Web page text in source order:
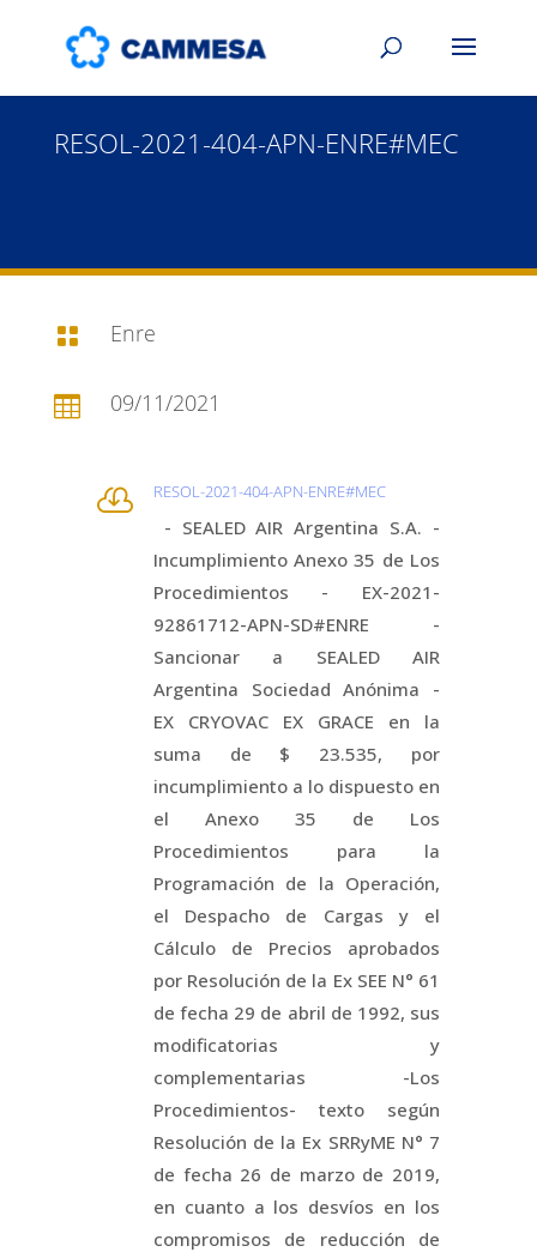
RESOL-2021-404-APN-ENRE#MEC
 Enre
 09/11/2021
 RESOL-2021-404-APN-ENRE#MEC
- SEALED AIR Argentina S.A. -
Incumplimiento Anexo 35 de Los
Procedimientos - EX-2021-
92861712-APN-SD#ENRE -
Sancionar a SEALED AIR
Argentina Sociedad Anónima -
EX CRYOVAC EX GRACE en la
suma de $ 23.535, por
incumplimiento a lo dispuesto en
el Anexo 35 de Los
Procedimientos para la
Programación de la Operación,
el Despacho de Cargas y el
Cálculo de Precios aprobados
por Resolución de la Ex SEE N° 61
de fecha 29 de abril de 1992, sus
modificatorias y
complementarias -Los
Procedimientos- texto según
Resolución de la Ex SRRyME N° 7
de fecha 26 de marzo de 2019,
en cuanto a los desvíos en los
compromisos de reducción de